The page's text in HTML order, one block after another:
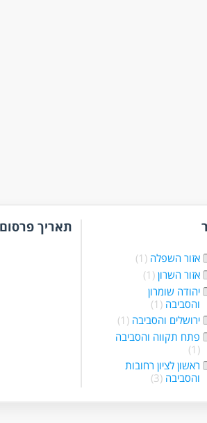
אזור השפלה (1)
אזור השרון (1)
יהודה שומרון
והסביבה (1)
ירושלים והסביבה (1)
פתח תקווה והסביבה
(1)
ראשון לציון רחובות
והסביבה (3)
תאריך פרסום